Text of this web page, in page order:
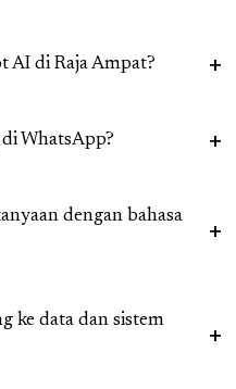
AI di Raja Ampat?
WhatsApp?
dengan bahasa
ke data dan sistem